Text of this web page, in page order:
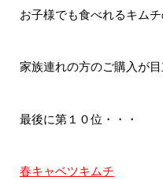
お子様でも食べれるキム
家族連れの方のご購入が
最後に第１０位・・・
春キャベツキムチ